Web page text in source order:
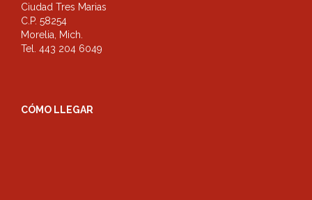
Ciudad Tres Marias
C.P. 58254
Morelia, Mich.
Tel. 443 204 6049
CÓMO LLEGAR